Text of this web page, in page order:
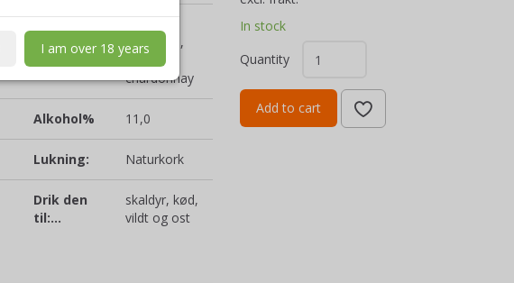
macabeo,
chardonnay
Alkohol% 11,0
Lukning: Naturkork
Drik den
til:…
skaldyr, kød,
vildt og ost
In stock
Quantity
Add to cart
I am over 18 years